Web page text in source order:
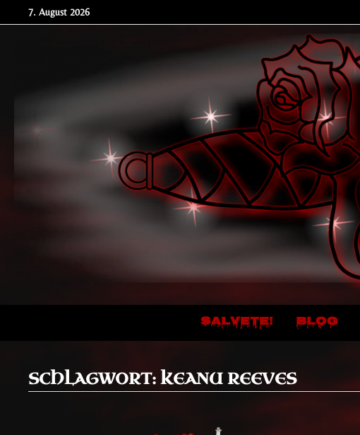
Zum7. August 2026
SALVETE! BLOG
SCHLAGWORT:KEANU REEVES